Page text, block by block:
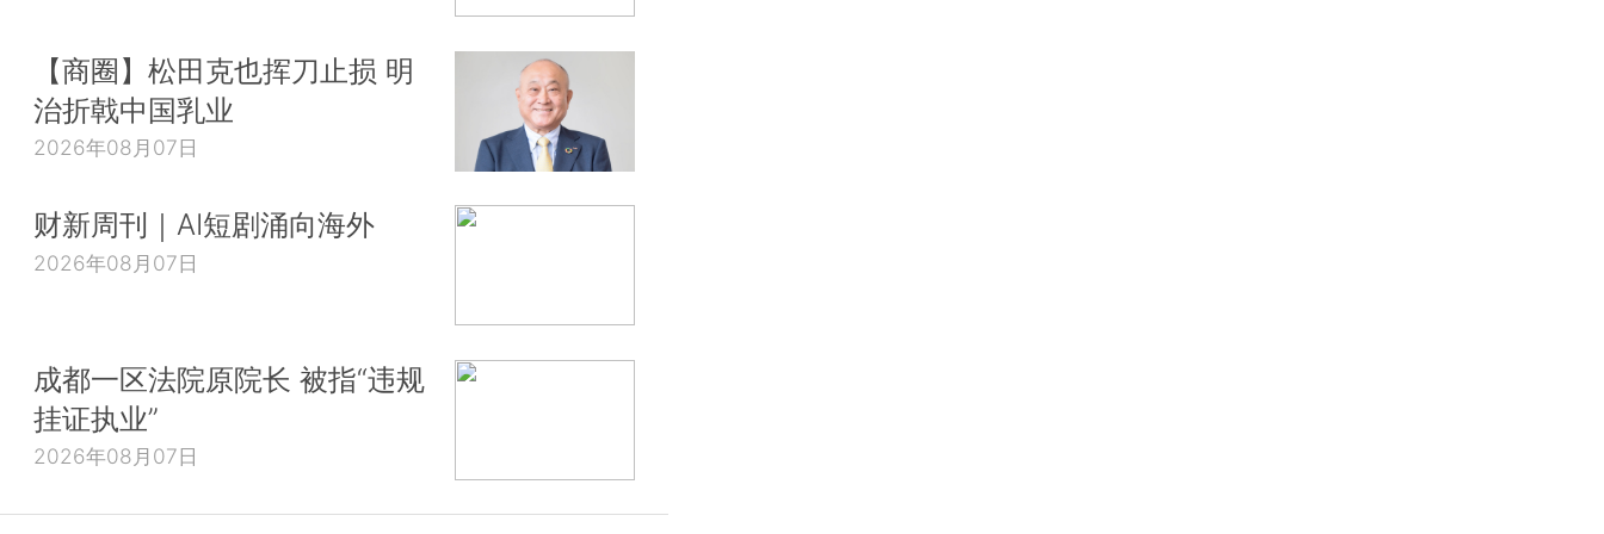
【商圈】松田克也挥刀止损 明
治折戟中国乳业
2026年08月07日
财新周刊｜AI短剧涌向海外
2026年08月07日
成都一区法院原院长 被指“违规
挂证执业”
2026年08月07日